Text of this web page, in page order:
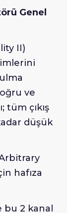
Genel
II)
ve
tüm çıkış
düşük
hafıza
bu 2 kanal